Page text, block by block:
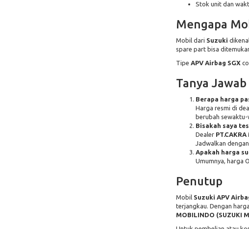
Stok unit dan
Mengapa
Mobil dari Suzuki
spare part bisa
Tipe APV Airbag SGX
Tanya
Berapa harga
Harga resmi di
berubah
Bisakah saya
Dealer
Jadwalkan dengan
Apakah harga
Umumnya, harga
Penutup
Mobil Suzuki APV
terjangkau. Dengan harga
MOBILINDO (SUZUKI